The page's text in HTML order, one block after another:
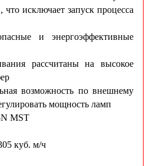
что исключает запуск процесса
и энергоэффективные
рассчитаны на высокое
возможность по внешнему
мощность ламп
MST
куб. м/ч